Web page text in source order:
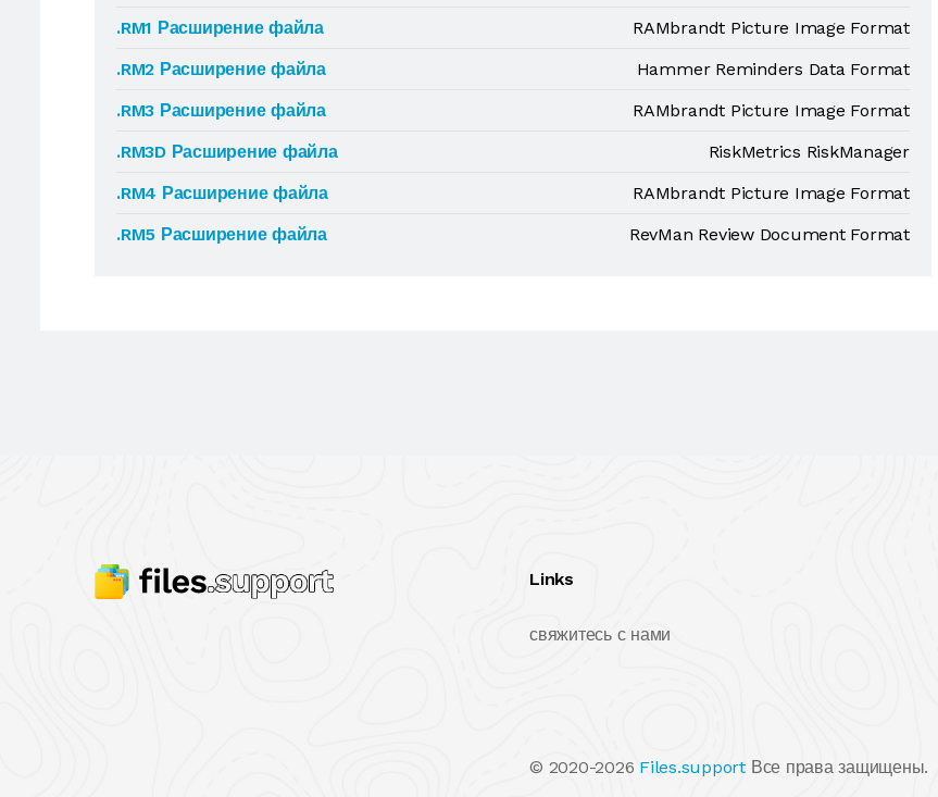
.RM1 Расширение файла
RAMbrandt Picture Image Format
.RM2 Расширение файла
Hammer Reminders Data Format
.RM3 Расширение файла
RAMbrandt Picture Image Format
.RM3D Расширение файла
RiskMetrics RiskManager
.RM4 Расширение файла
RAMbrandt Picture Image Format
.RM5 Расширение файла
RevMan Review Document Format
Links
свяжитесь с нами
© 2020-2026 Files.support Все права защищены.